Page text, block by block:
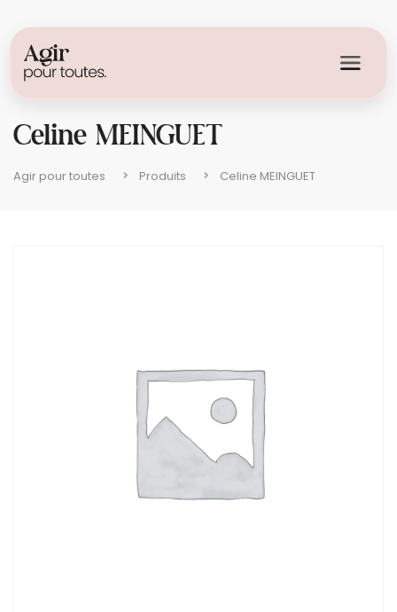
Celine MEINGUET
Agir pour toutes Produits Celine MEINGUET